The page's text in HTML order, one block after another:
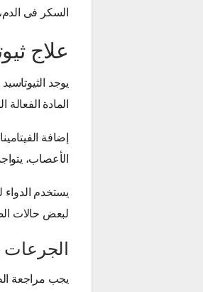
السكر فى
علاج
يوجد
المادة الفعالة
إضافة
الأعصاب، يتواجد
يستخدم
لبعض حالات
الجرعات
يجب مراجعة